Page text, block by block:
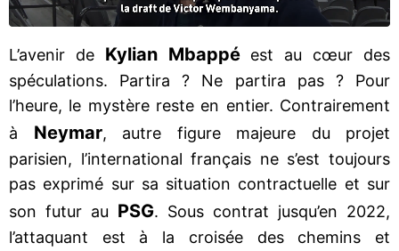
L’avenir de Kylian Mbappéest au cœur des
spéculations. Partira ? Ne partira pas ? Pour
l’heure, le mystère reste en entier. Contrairement
à Neymar, autre figure majeure du projet
parisien, l’international français ne s’est toujours
pas exprimé sur sa situation contractuelle et sur
son futur au PSG. Sous contrat jusqu’en 2022,
l’attaquant est à la croisée des chemins et